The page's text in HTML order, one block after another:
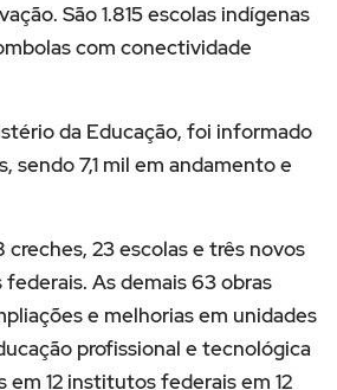
São 1.815 escolas indígenas
com conectividade
da Educação, foi informado
sendo 7,1 mil em andamento e
creches, 23 escolas e três novos
As demais 63 obras
e melhorias em unidades
profissional e tecnológica
em 12 institutos federais em 12